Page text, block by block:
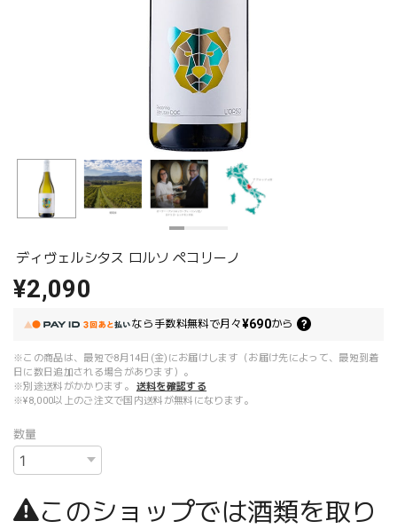
ディヴェルシタス ロルソ ペコリーノ
¥2,090
なら 手数料無料で月々¥690から
※この商品は、最短で8月14日(金)にお届けします（お届け先によって、最短到着
日に数日追加される場合があります）。
※別途送料がかかります。
送料を確認する
※¥8,000以上のご注文で国内送料が無料になります。
数量
このショップでは酒類を取り